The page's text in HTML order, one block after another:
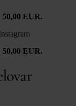
EUR.
EUR.